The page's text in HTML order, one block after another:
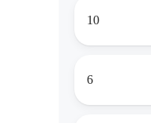
10
6